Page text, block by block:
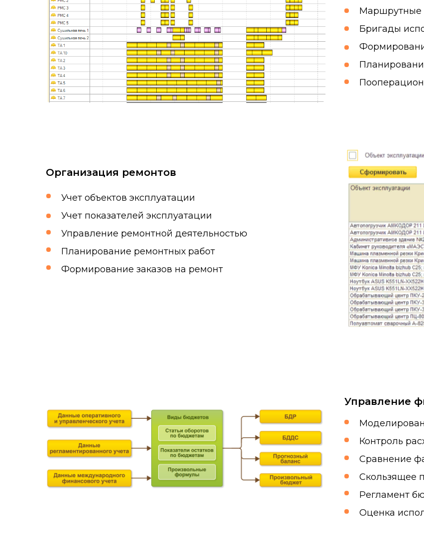
Маршрутные
Бригады
Организация ремонтов
Контроль
Сравнение
Скользящее
Регламент
Оценка
Управление
Учет объектов эксплуатации
Учет показателей эксплуатации
Управление ремонтной деятельностью
Планирование ремонтных работ
Формирование заказов на ремонт